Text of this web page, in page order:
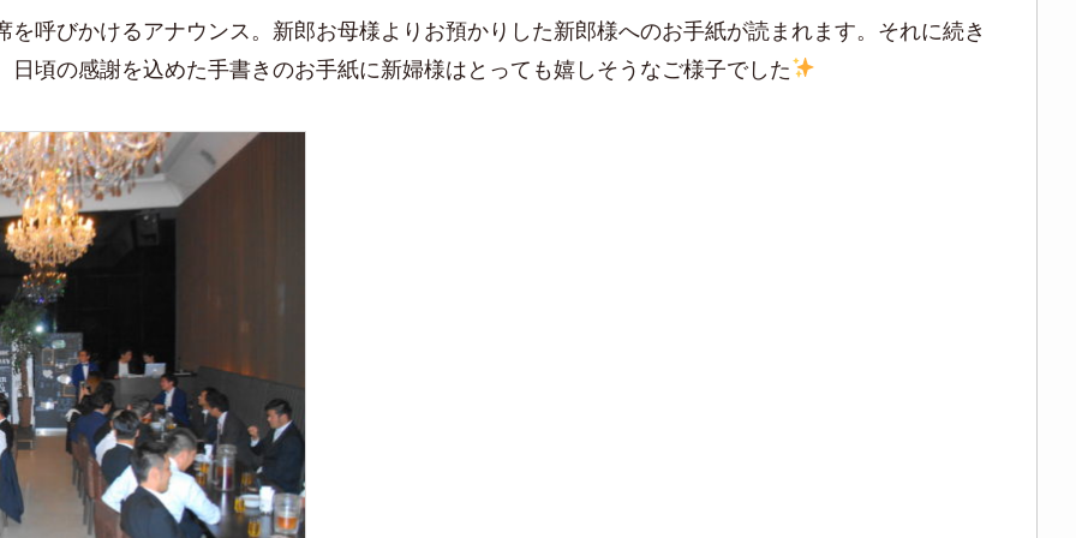
呼びかけるアナウンス。新郎お母様よりお預かりした新郎様へのお手紙が読まれます。それに続き
頃の感謝を込めた手書きのお手紙に新婦様はとっても嬉しそうなご様子でした